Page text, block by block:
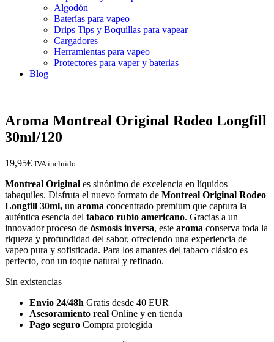
Algodón
Baterías para vapeo
Drips Tips y Boquillas para vapear
Cargadores
Herramientas para vapeo
Protectores para vaper y baterias
Blog
Aroma Montreal Original Rodeo Longfill
30ml/120
19,95€ IVA incluido
Montreal Original es sinónimo de excelencia en líquidos
tabaquiles. Disfruta el nuevo formato de Montreal Original Rodeo
Longfill 30ml, un aroma concentrado premium que captura la
auténtica esencia del tabaco rubio americano. Gracias a un
innovador proceso de ósmosis inversa, este aroma conserva toda la
riqueza y profundidad del sabor, ofreciendo una experiencia de
vapeo pura y sofisticada. Para los amantes del tabaco clásico es
perfecto, con un toque natural y refinado.
Sin existencias
Envio 24/48h Gratis desde 40 EUR
Asesoramiento real Online y en tienda
Pago seguro Compra protegida